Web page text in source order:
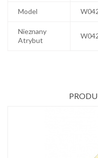
Model
Nieznany
Atrybut